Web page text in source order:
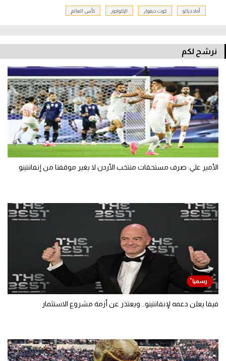
أماد ديالو كوت ديفوار الإكوادور كأس العالم
نرشح لكم
الأمير علي: صرف مستحقات منتخب الأردن لا يغير موقفنا من إنفانتينو
فيفا يعلن دعمه لإنفانتينو.. ويعتذر عن أزمة مشروع الاستثمار